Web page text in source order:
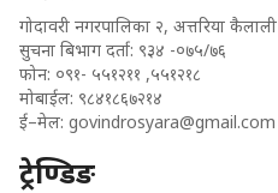
गोदावरी नगरपालिका २, अत्तरिया कैलाली
सुचना बिभाग दर्ता: ९३४ -०७५/७६
फोन: ०९१- ५५१२११ ,५५१२१८
मोबाईल: ९८४१८६७२१४
ई–मेल: govindrosyara@gmail.com
ट्रेण्डिङ